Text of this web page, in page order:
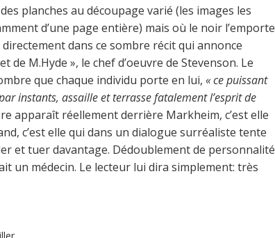
planches au découpage varié (les images les
d’une page entière) mais où le noir l’emporte
dans ce sombre récit qui annonce
de M.Hyde », le chef d’oeuvre de Stevenson. Le
que chaque individu porte en lui, « ce puissant
instants, assaille et terrasse fatalement l’esprit de
apparaît réellement derrière Markheim, c’est elle
c’est elle qui dans un dialogue surréaliste tente
et tuer davantage. Dédoublement de personnalité
un médecin. Le lecteur lui dira simplement: très